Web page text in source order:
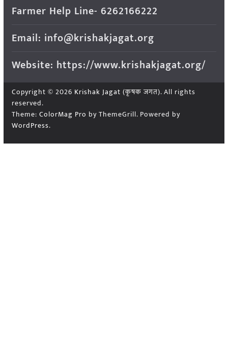
Farmer Help Line- 6262166222
Email: info@krishakjagat.org
Website: https://www.krishakjagat.org/
Copyright © 2026 Krishak Jagat (कृषक जगत). All rights
reserved.
Theme: ColorMag Pro by ThemeGrill. Powered by
WordPress.